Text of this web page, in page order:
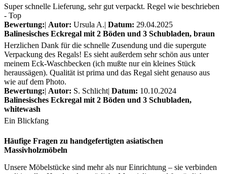
Super schnelle Lieferung, sehr gut verpackt. Regel wie beschrieben
- Top
Bewertung:| Autor: Ursula A.| Datum: 29.04.2025
Balinesisches Eckregal mit 2 Böden und 3 Schubladen, braun
Herzlichen Dank für die schnelle Zusendung und die supergute
Verpackung des Regals! Es sieht außerdem sehr schön aus unter
meinem Eck-Waschbecken (ich mußte nur ein kleines Stück
heraussägen). Qualität ist prima und das Regal sieht genauso aus
wie auf dem Photo.
Bewertung:| Autor: S. Schlicht| Datum: 10.10.2024
Balinesisches Eckregal mit 2 Böden und 3 Schubladen,
whitewash
Ein Blickfang
Häufige Fragen zu handgefertigten asiatischen
Massivholzmöbeln
Unsere Möbelstücke sind mehr als nur Einrichtung – sie verbinden